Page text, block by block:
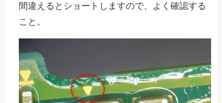
間違えるとショートしますので、よく確認する
こと。